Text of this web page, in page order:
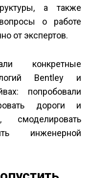
а также
о работе
от экспертов.
конкретные
Bentley и
попробовали
дороги и
смоделировать
инженерной